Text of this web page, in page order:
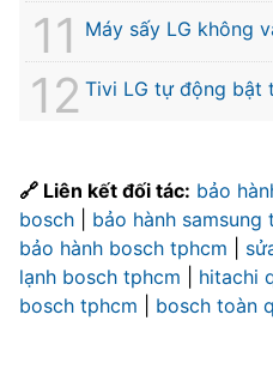
Máy sấy LG không
Tivi LG tự động bật
🔗 Liên kết đối tác: bảo
bosch
bảo hành samsung
bảo hành bosch tphcm
lạnh bosch tphcm
hitachi
bosch tphcm
bosch toàn